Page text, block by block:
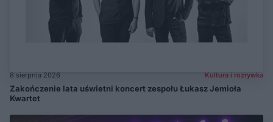
8 sierpnia 2026 Kultura i rozrywka
Zakończenie lata uświetni koncert zespołu Łukasz Jemioła
Kwartet